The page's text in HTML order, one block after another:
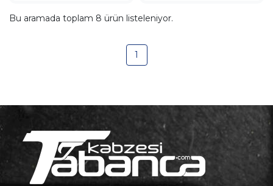
Bu aramada toplam 8 ürün listeleniyor.
1